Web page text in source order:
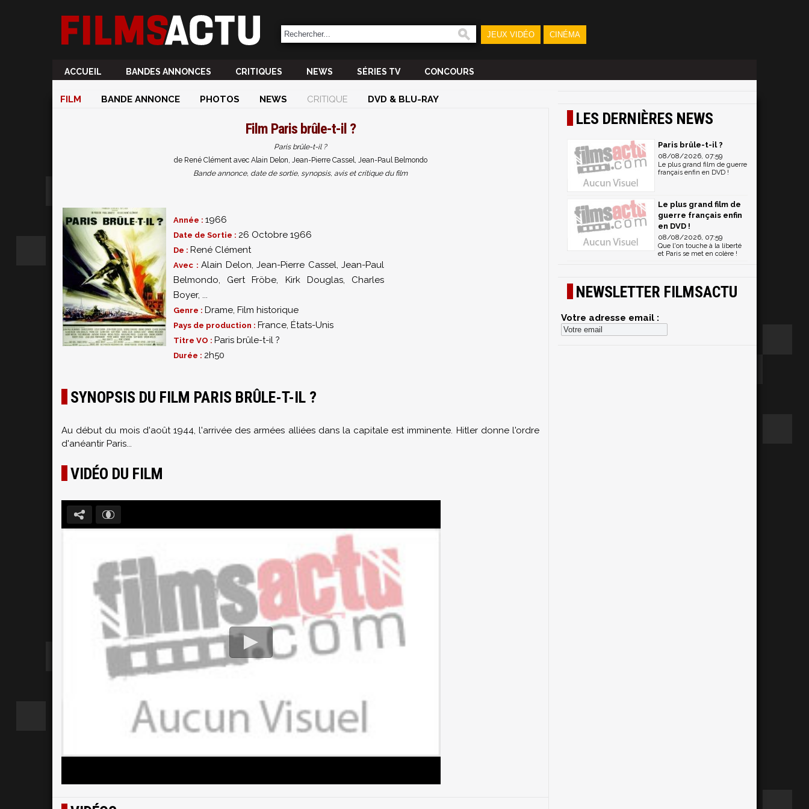
JEUX VIDÉO CINÉMA
ACCUEIL BANDES ANNONCES CRITIQUES NEWS SÉRIES TV CONCOURS
FILM BANDE ANNONCE PHOTOS NEWS CRITIQUE DVD & BLU-RAY
Film Paris brûle-t-il ?
Paris brûle-t-il ?
de René Clément avec Alain Delon, Jean-Pierre Cassel, Jean-Paul Belmondo
Bande annonce, date de sortie, synopsis, avis et critique du film
Année : 1966
Date de Sortie : 26 Octobre 1966
De : René Clément
Avec : Alain Delon, Jean-Pierre Cassel, Jean-Paul
Belmondo, Gert Fröbe, Kirk Douglas, Charles
Boyer, ...
Genre : Drame, Film historique
Pays de production : France, États-Unis
Titre VO : Paris brûle-t-il ?
Durée : 2h50
SYNOPSIS DU FILM PARIS BRÛLE-T-IL ?
Au début du mois d'août 1944, l'arrivée des armées alliées dans la capitale est imminente. Hitler donne l'ordre
d'anéantir Paris...
VIDÉO DU FILM
LES DERNIÈRES NEWS
Paris brûle-t-il ?
08/08/2026, 07:59
Le plus grand film de guerre
français enfin en DVD !
Le plus grand film de
guerre français enfin
en DVD !
08/08/2026, 07:59
Que l'on touche à la liberté
et Paris se met en colère !
NEWSLETTER FILMSACTU
Votre adresse email :